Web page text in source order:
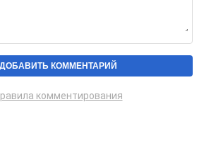
комментирования